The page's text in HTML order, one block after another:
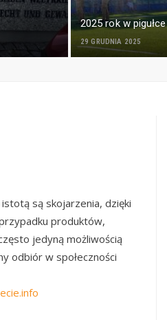
2025 rok w pigułce
29 GRUDNIA 2025
są skojarzenia, dzięki
produktów,
jedyną możliwością
odbiór w społeczności